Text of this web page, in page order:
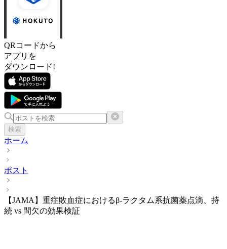
QRコードから
アプリを
ダウンロード!
検索
ホーム
ポスト
【JAMA】重症敗血症におけるβ-ラクタム系抗菌薬点滴、持
続 vs 間欠の効果検証